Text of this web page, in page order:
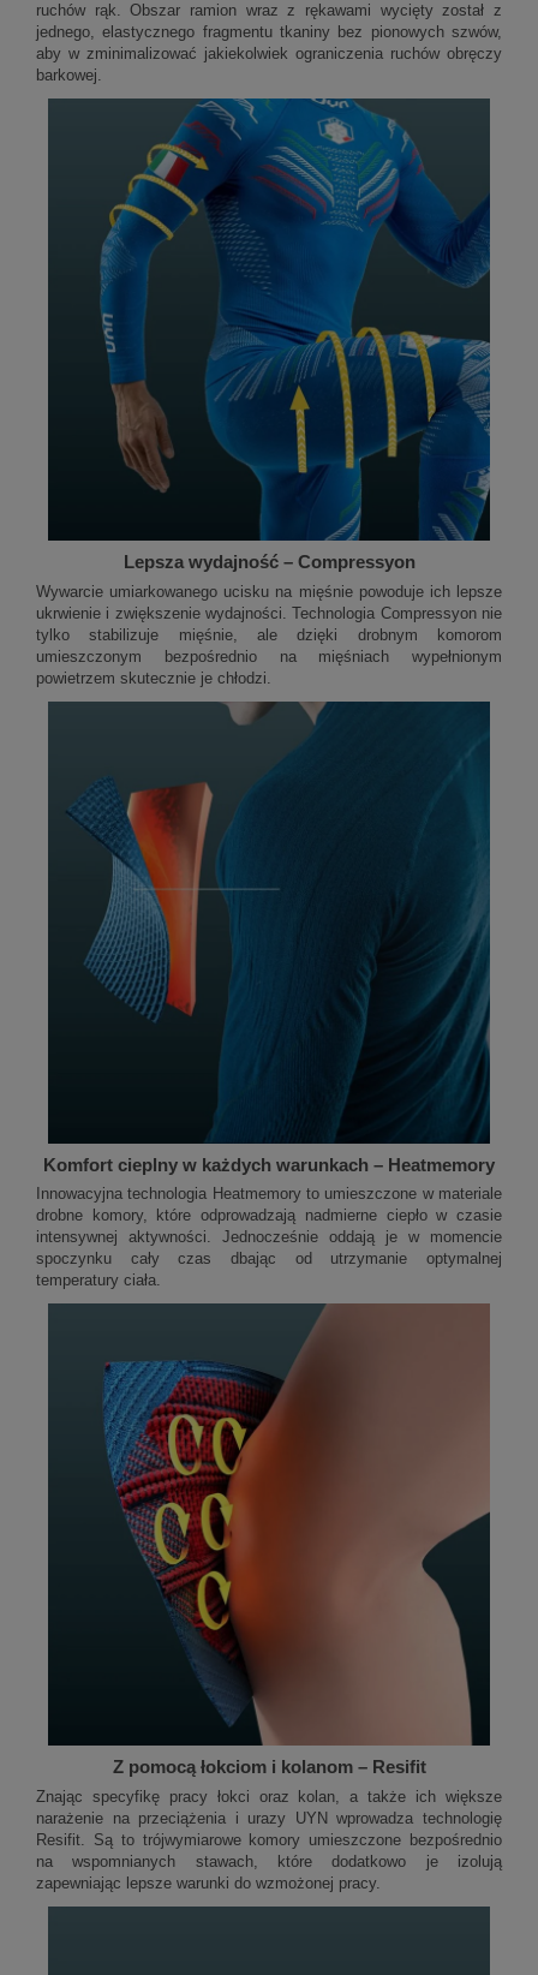
ruchów rąk. Obszar ramion wraz z rękawami wycięty został z
jednego, elastycznego fragmentu tkaniny bez pionowych szwów,
aby w zminimalizować jakiekolwiek ograniczenia ruchów obręczy
barkowej.
Lepsza wydajność – Compressyon
Wywarcie umiarkowanego ucisku na mięśnie powoduje ich lepsze
ukrwienie i zwiększenie wydajności. Technologia Compressyon nie
tylko stabilizuje mięśnie, ale dzięki drobnym komorom
umieszczonym bezpośrednio na mięśniach wypełnionym
powietrzem skutecznie je chłodzi.
Komfort cieplny w każdych warunkach – Heatmemory
Innowacyjna technologia Heatmemory to umieszczone w materiale
drobne komory, które odprowadzają nadmierne ciepło w czasie
intensywnej aktywności. Jednocześnie oddają je w momencie
spoczynku cały czas dbając od utrzymanie optymalnej
temperatury ciała.
Z pomocą łokciom i kolanom – Resifit
Znając specyfikę pracy łokci oraz kolan, a także ich większe
narażenie na przeciążenia i urazy UYN wprowadza technologię
Resifit. Są to trójwymiarowe komory umieszczone bezpośrednio
na wspomnianych stawach, które dodatkowo je izolują
zapewniając lepsze warunki do wzmożonej pracy.